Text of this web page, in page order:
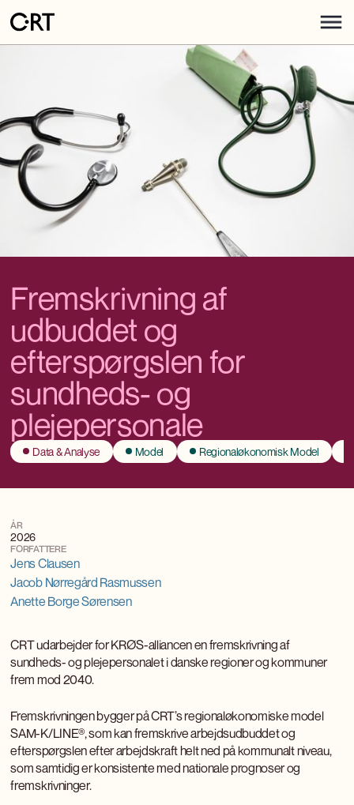
Fremskrivning af
udbuddet og
efterspørgslen for
sundheds- og
plejepersonale
Data & Analyse Model Regionaløkonomisk Model
ÅR
2026
FORFATTERE
Jens Clausen
Jacob Nørregård Rasmussen
Anette Borge Sørensen
CRT udarbejder for KRØS-alliancen en fremskrivning af
sundheds- og plejepersonalet i danske regioner og kommuner
frem mod 2040.
Fremskrivningen bygger på CRT’s regionaløkonomiske model
SAM-K/LINE®, som kan fremskrive arbejdsudbuddet og
efterspørgslen efter arbejdskraft helt ned på kommunalt niveau,
som samtidig er konsistente med nationale prognoser og
fremskrivninger.